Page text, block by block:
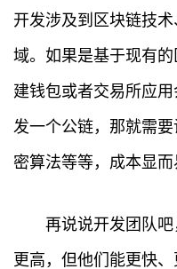
开发涉及到区块链技
域。如果是基于现有
建钱包或者交易所应
发一个公链，那就需
密算法等等，成本显而
再说说开发团队
更高，但他们能更快